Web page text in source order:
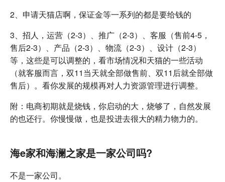
2、申请天猫店啊，保证金等一系列的都是要给钱的
3、招人，运营（2-3）、推广（2-3）、客服（售前4-5，
售后2-3）、产品（2-3）、物流（2-3）、设计（2-3）
等，这些是可以调整的，看市场情况和天猫的一些活动
（就客服而言，双11当天就全部做售前、双11后就全部做
售后）。看你发展的规模再对人力资源管理进行调整。
附：电商初期就是烧钱，你启动的大，烧够了，自然发展
的也还行。你慢慢做，也是投进去很大的精力物力的。
海e家和海澜之家是一家公司吗?
不是一家公司。